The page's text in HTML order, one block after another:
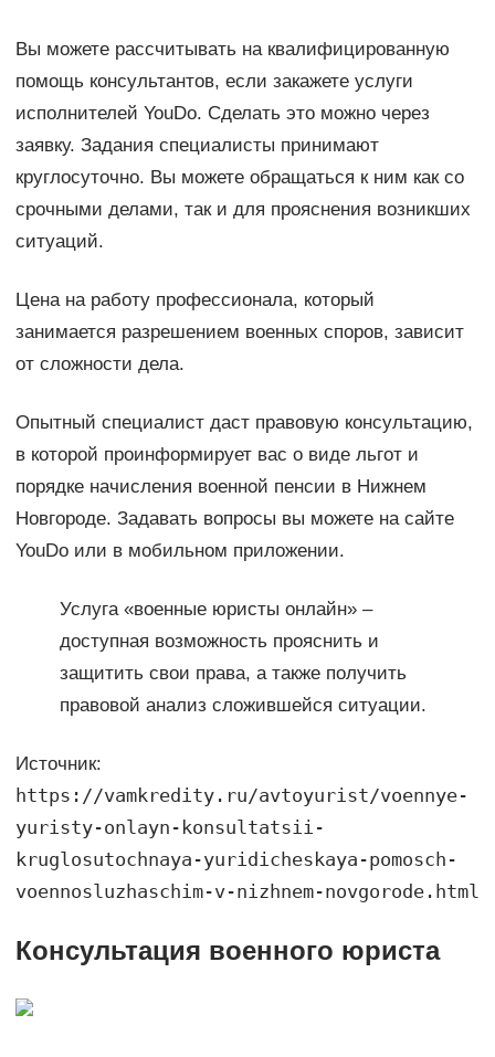
Вы можете рассчитывать на квалифицированную
помощь консультантов, если закажете услуги
исполнителей YouDo. Сделать это можно через
заявку. Задания специалисты принимают
круглосуточно. Вы можете обращаться к ним как со
срочными делами, так и для прояснения возникших
ситуаций.
Цена на работу профессионала, который
занимается разрешением военных споров, зависит
от сложности дела.
Опытный специалист даст правовую консультацию,
в которой проинформирует вас о виде льгот и
порядке начисления военной пенсии в Нижнем
Новгороде. Задавать вопросы вы можете на сайте
YouDo или в мобильном приложении.
Услуга «военные юристы онлайн» –
доступная возможность прояснить и
защитить свои права, а также получить
правовой анализ сложившейся ситуации.
Источник:
https://vamkredity.ru/avtoyurist/voennye-
yuristy-onlayn-konsultatsii-
kruglosutochnaya-yuridicheskaya-pomosch-
voennosluzhaschim-v-nizhnem-novgorode.html
Консультация военного юриста